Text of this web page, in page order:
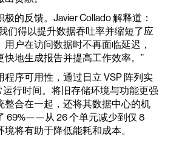
的反馈。Javier Collado 解释道：
们得以提升数据吞吐率并缩短了应
用户在访问数据时不再面临延迟，
快地生成报告并提高工作效率。”
程序可用性，通过日立 VSP 阵列实
运行时间。将旧存储环境与功能更强
整合在一起，还将其数据中心的机
69%——从 26 个单元减少到仅 8
将有助于降低能耗和成本。